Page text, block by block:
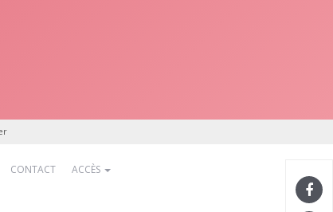
CONTACT ACCÈS